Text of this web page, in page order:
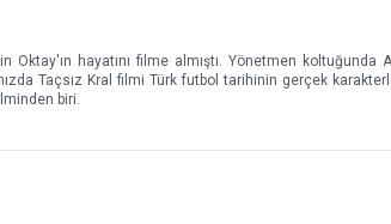
Oktay'ın hayatını filme almıştı. Yönetmen koltuğunda
Taçsız Kral filmi Türk futbol tarihinin gerçek
biri.